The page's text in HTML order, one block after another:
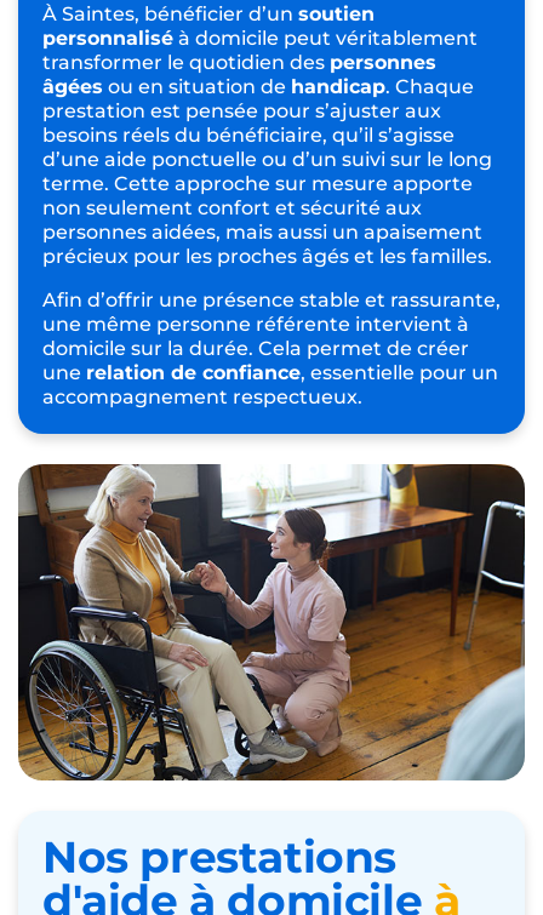
À Saintes, bénéficier d’un soutien
personnalisé à domicile peut véritablement
transformer le quotidien des personnes
âgées ou en situation de handicap. Chaque
prestation est pensée pour s’ajuster aux
besoins réels du bénéficiaire, qu’il s’agisse
d’une aide ponctuelle ou d’un suivi sur le long
terme. Cette approche sur mesure apporte
non seulement confort et sécurité aux
personnes aidées, mais aussi un apaisement
précieux pour les proches âgés et les familles.
Afin d’offrir une présence stable et rassurante,
une même personne référente intervient à
domicile sur la durée. Cela permet de créer
une relation de confiance, essentielle pour un
accompagnement respectueux.
Nos prestations
d'aide à domicile à